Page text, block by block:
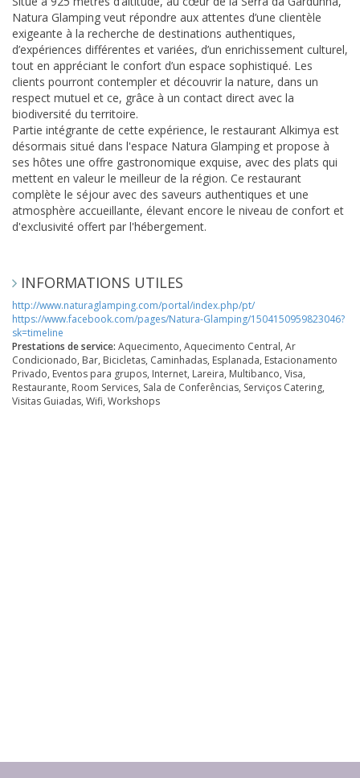
Natura Glamping veut répondre aux attentes d’une clientèle
exigeante à la recherche de destinations authentiques,
d’expériences différentes et variées, d’un enrichissement culturel,
tout en appréciant le confort d’un espace sophistiqué. Les
clients pourront contempler et découvrir la nature, dans un
respect mutuel et ce, grâce à un contact direct avec la
biodiversité du territoire.
Partie intégrante de cette expérience, le restaurant Alkimya est
désormais situé dans l'espace Natura Glamping et propose à
ses hôtes une offre gastronomique exquise, avec des plats qui
mettent en valeur le meilleur de la région. Ce restaurant
complète le séjour avec des saveurs authentiques et une
atmosphère accueillante, élevant encore le niveau de confort et
d'exclusivité offert par l'hébergement.
INFORMATIONS UTILES
http://www.naturaglamping.com/portal/index.php/pt/
https://www.facebook.com/pages/Natura-Glamping/1504150959823046?
sk=timeline
Prestations de service: Aquecimento, Aquecimento Central, Ar
Condicionado, Bar, Bicicletas, Caminhadas, Esplanada, Estacionamento
Privado, Eventos para grupos, Internet, Lareira, Multibanco, Visa,
Restaurante, Room Services, Sala de Conferências, Serviços Catering,
Visitas Guiadas, Wifi, Workshops